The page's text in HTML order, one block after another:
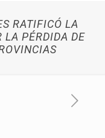
RATIFICÓ LA
LA PÉRDIDA DE